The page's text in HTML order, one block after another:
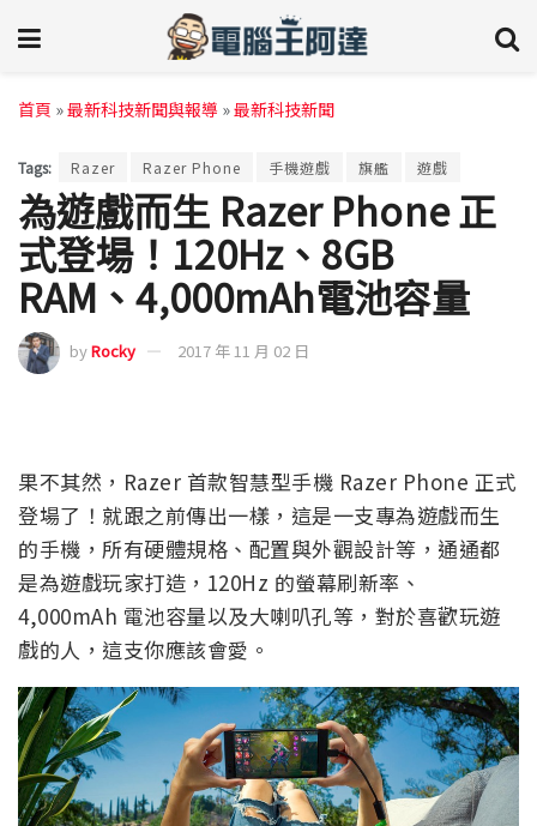
首頁 »最新科技新聞與報導 »最新科技新聞
Tags: Razer Razer Phone 手機遊戲 旗艦 遊戲
為遊戲而生 Razer Phone 正
式登場！120Hz、8GB
RAM、4,000mAh電池容量
byRocky 2017 年 11 月 02 日
果不其然，Razer 首款智慧型手機 Razer Phone 正式
登場了！就跟之前傳出一樣，這是一支專為遊戲而生
的手機，所有硬體規格、配置與外觀設計等，通通都
是為遊戲玩家打造，120Hz 的螢幕刷新率、
4,000mAh 電池容量以及大喇叭孔等，對於喜歡玩遊
戲的人，這支你應該會愛。